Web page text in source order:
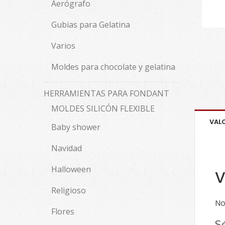
Aerógrafo
Gubias para Gelatina
Varios
Moldes para chocolate y gelatina
HERRAMIENTAS PARA FONDANT
MOLDES SILICÓN FLEXIBLE
Baby shower
Navidad
Halloween
Religioso
Flores